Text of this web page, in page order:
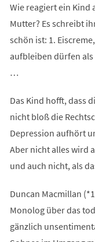
Wie reagiert ein Kind
Mutter? Es schreibt
schön ist: 1.
aufbleiben dürfen als
…
Das Kind hofft, dass
nicht bloß die
Depression aufhört
Aber nicht alles wird
und auch nicht, als
Duncan Macmillan
Monolog über das
gänzlich